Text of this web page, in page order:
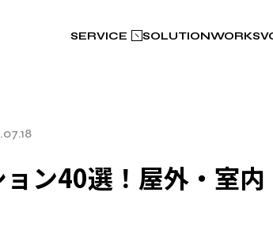
SERVICE SOLUTIONWORKS
ン40選！屋外・室